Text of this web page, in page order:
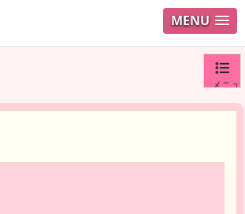
MENU
メニュ